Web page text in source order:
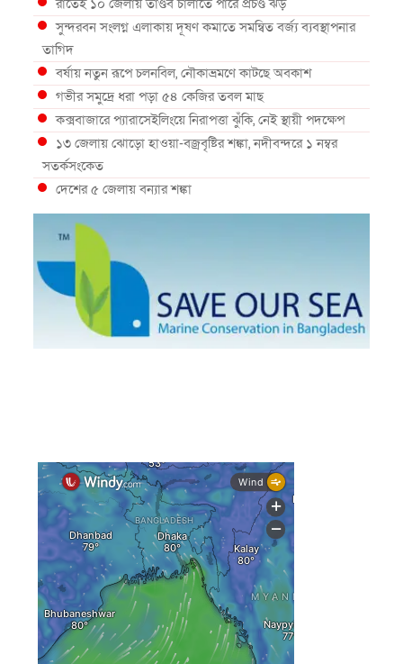
রাতেই ১০ জেলায় তাণ্ডব চালাতে পারে প্রচণ্ড ঝড়
সুন্দরবন সংলগ্ন এলাকায় দূষণ কমাতে সমন্বিত বর্জ্য ব্যবস্থাপনার
তাগিদ
বর্ষায় নতুন রূপে চলনবিল, নৌকাভ্রমণে কাটছে অবকাশ
গভীর সমুদ্রে ধরা পড়া ৫৪ কেজির তবল মাছ
কক্সবাজারে প্যারাসেইলিংয়ে নিরাপত্তা ঝুঁকি, নেই স্থায়ী পদক্ষেপ
১৩ জেলায় ঝোড়ো হাওয়া-বজ্রবৃষ্টির শঙ্কা, নদীবন্দরে ১ নম্বর
সতর্কসংকেত
দেশের ৫ জেলায় বন্যার শঙ্কা
দেশের বিভিন্ন অঞ্চলে বজ্রবৃষ্টির আভাস, ঢাকার আকাশও মেঘলা
আগস্টে টানা বৃষ্টি ও বন্যার আভাস, সাগরে একাধিক লঘুচাপের
শঙ্কা
স্বস্তি ও শঙ্কার পূর্বাভাস দিল আবহাওয়া